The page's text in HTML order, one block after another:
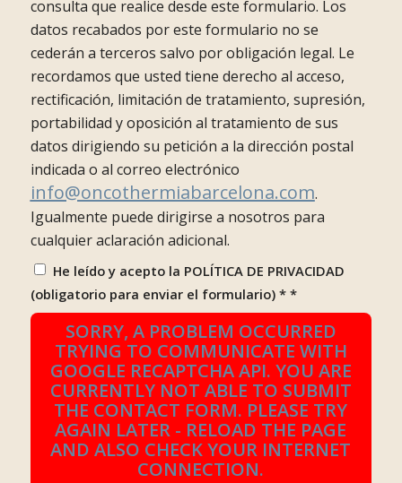
consulta que realice desde este formulario. Los
datos recabados por este formulario no se
cederán a terceros salvo por obligación legal. Le
recordamos que usted tiene derecho al acceso,
rectificación, limitación de tratamiento, supresión,
portabilidad y oposición al tratamiento de sus
datos dirigiendo su petición a la dirección postal
indicada o al correo electrónico
info@oncothermiabarcelona.com.
Igualmente puede dirigirse a nosotros para
cualquier aclaración adicional.
He leído y acepto la POLÍTICA DE PRIVACIDAD
(obligatorio para enviar el formulario) * *
SORRY, A PROBLEM OCCURRED
TRYING TO COMMUNICATE WITH
GOOGLE RECAPTCHA API. YOU ARE
CURRENTLY NOT ABLE TO SUBMIT
THE CONTACT FORM. PLEASE TRY
AGAIN LATER - RELOAD THE PAGE
AND ALSO CHECK YOUR INTERNET
CONNECTION.